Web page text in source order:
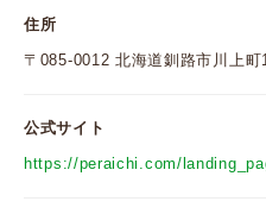
住所
〒085-0012 北海道釧路市川上
公式サイト
https://peraichi.com/